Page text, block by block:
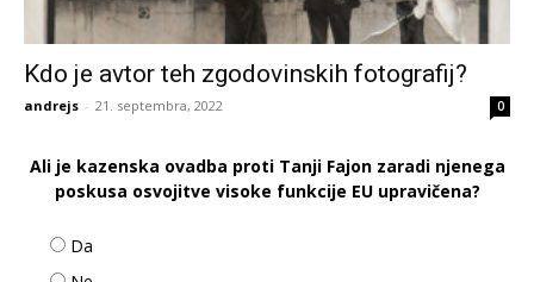
Kdo je avtor teh zgodovinskih fotografij?
andrejs - 21. septembra, 2022 0
Ali je kazenska ovadba proti Tanji Fajon zaradi njenega
poskusa osvojitve visoke funkcije EU upravičena?
Da